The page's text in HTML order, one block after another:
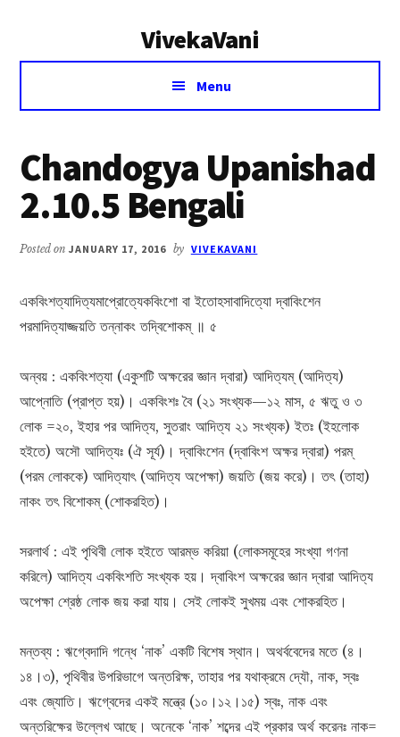
VivekaVani
Voice
Vivekananda
Menu
Chandogya Upanishad
2.10.5 Bengali
Posted onJANUARY 17, 2016 by VIVEKAVANI
একবিংশত্যাদিত্যমাপ্রোত্যেকবিংশো বা ইতোহসাবাদিত্যো দ্বাবিংশেন
পরমাদিত্যাজ্জয়তি তন্নাকং তদ্বিশোকম্ ॥ ৫
অন্বয় : একবিংশত্যা (একুশটি অক্ষরের জ্ঞান দ্বারা) আদিত্যম্ (আদিত্য)
আপ্নোতি (প্রাপ্ত হয়)। একবিংশঃ বৈ (২১ সংখ্যক—১২ মাস, ৫ ঋতু ও ৩
লোক =২০, ইহার পর আদিত্য, সুতরাং আদিত্য ২১ সংখ্যক) ইতঃ (ইহলোক
হইতে) অসৌ আদিত্যঃ (ঐ সূর্য)। দ্বাবিংশেন (দ্বাবিংশ অক্ষর দ্বারা) পরম্
(পরম লোককে) আদিত্যাৎ (আদিত্য অপেক্ষা) জয়তি (জয় করে)। তৎ (তাহা)
নাকং তৎ বিশোকম্ (শোকরহিত)।
সরলার্থ : এই পৃথিবী লোক হইতে আরম্ভ করিয়া (লোকসমূহের সংখ্যা গণনা
করিলে) আদিত্য একবিংশতি সংখ্যক হয়। দ্বাবিংশ অক্ষরের জ্ঞান দ্বারা আদিত্য
অপেক্ষা শ্রেষ্ঠ লোক জয় করা যায়। সেই লোকই সুখময় এবং শোকরহিত।
মন্তব্য : ঋগ্বেদাদি গন্ধে ‘নাক’ একটি বিশেষ স্থান। অথর্ববেদের মতে (৪।
১৪।৩), পৃথিবীর উপরিভাগে অন্তরিক্ষ, তাহার পর যথাক্রমে দ্যৌ, নাক, স্বঃ
এবং জ্যোতি। ঋগ্বেদের একই মন্ত্রে (১০।১২।১৫) স্বঃ, নাক এবং
অন্তরিক্ষের উল্লেখ আছে। অনেকে ‘নাক’ শব্দের এই প্রকার অর্থ করেনঃ নাক=